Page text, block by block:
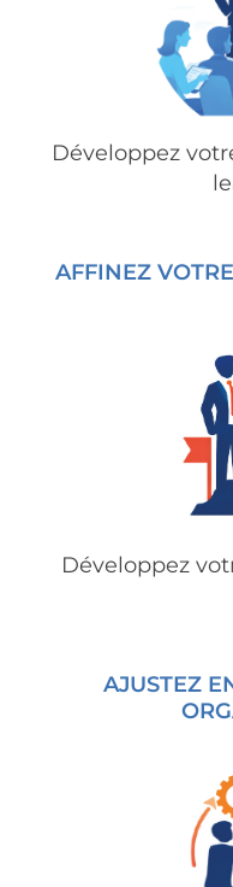
Développez
AFFINEZ
Développez
AJUSTEZ